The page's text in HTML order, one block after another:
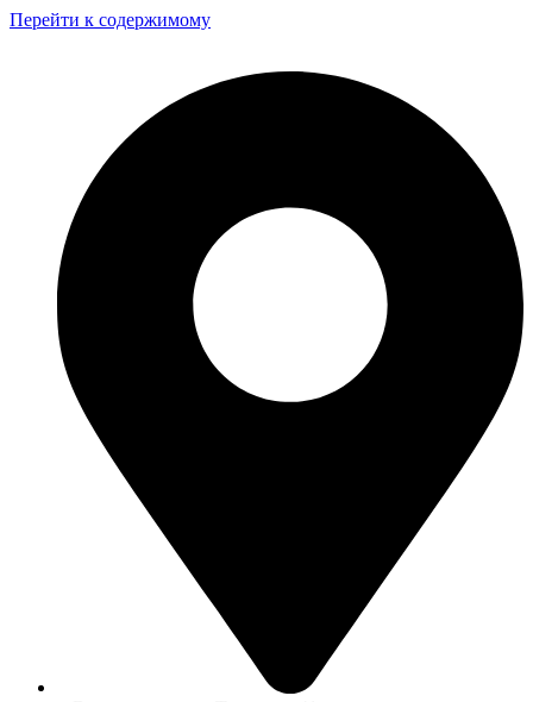
Перейти к содержимому